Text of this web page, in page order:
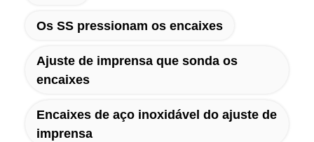
Os SS pressionam os encaixes
Ajuste de imprensa que sonda os
encaixes
Encaixes de aço inoxidável do ajuste de
imprensa